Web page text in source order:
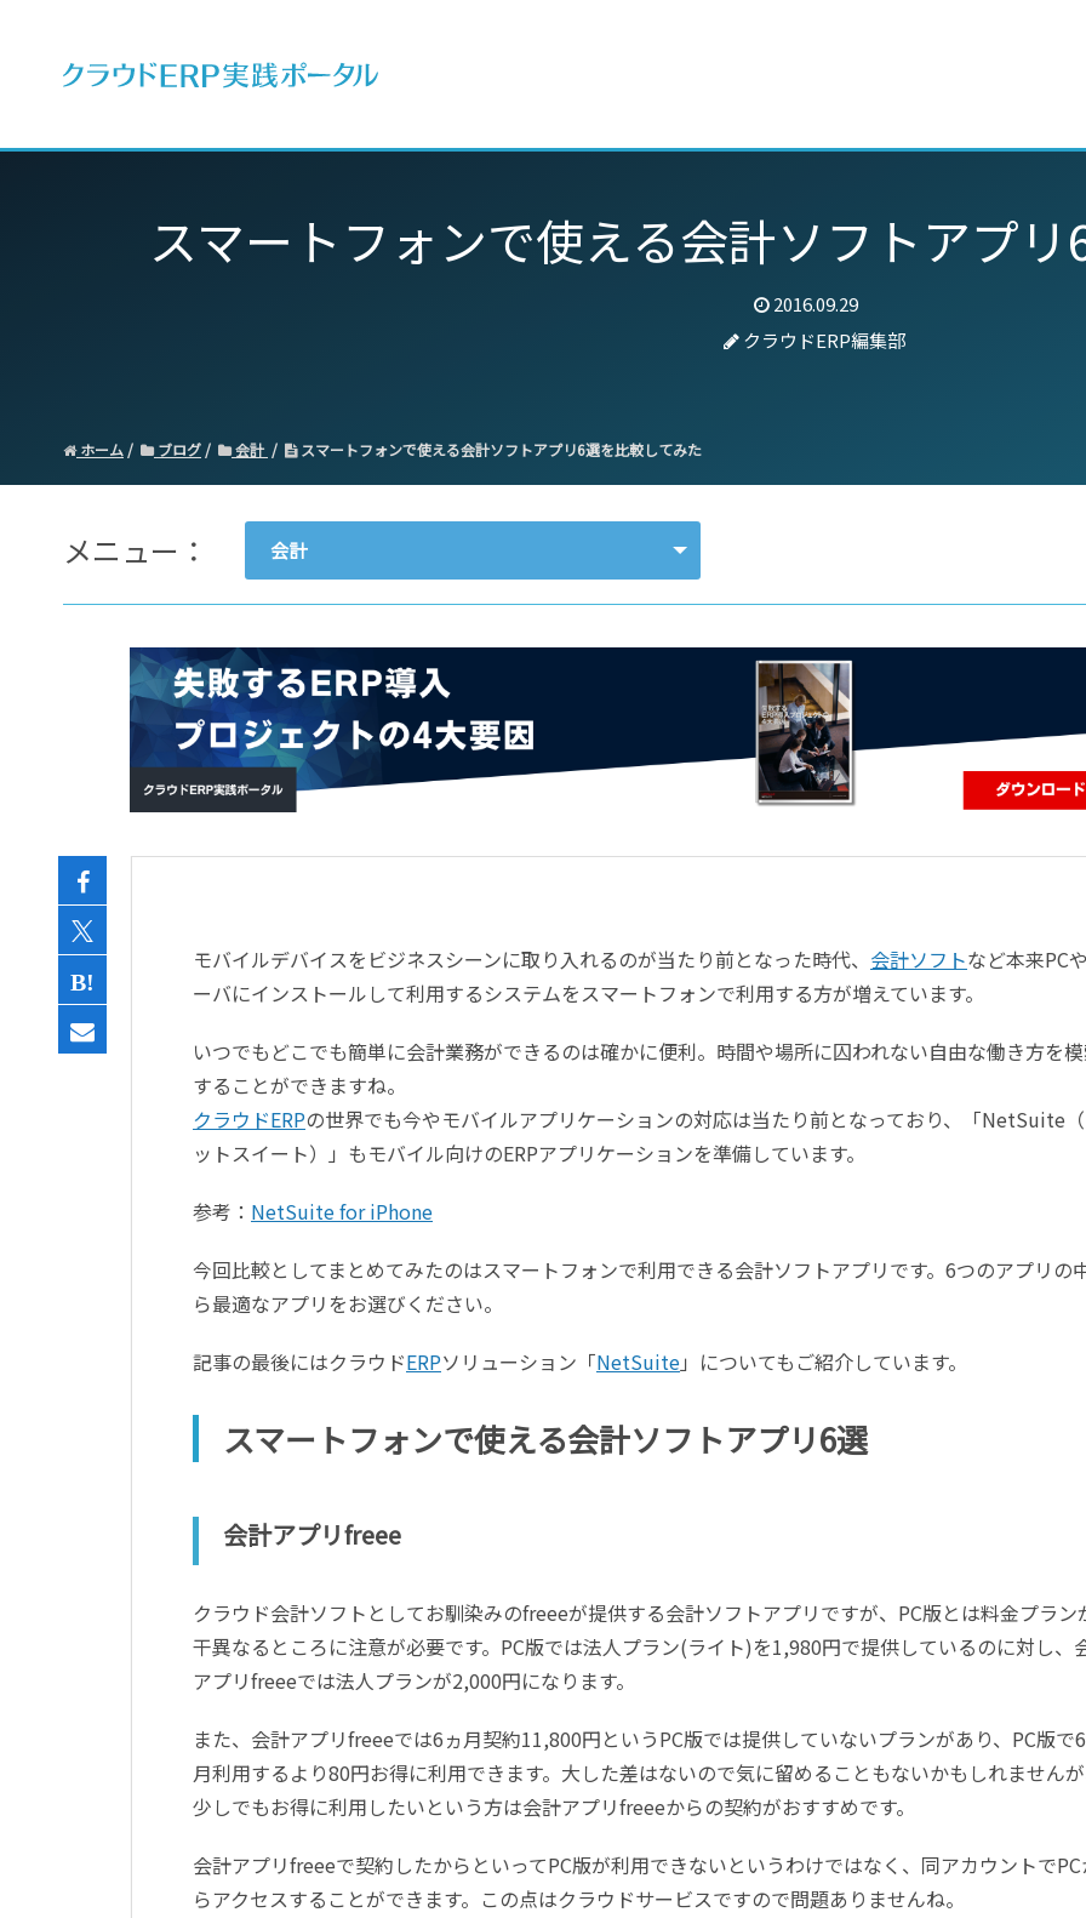
スマートフォンで使える会計ソフトアプ
2016.09.29
クラウドERP編集部
ホーム ブログ 会計 スマートフォンで使える会計ソフトアプリ6選を比較してみた
メニュー： 会計
会計
経営／業績管理
サプライチェーン／生産管理
CRM／営業支援／Eコマース
データ分析／BI
モバイルデバイスをビジネスシーンに取り入れるのが当たり前となった時代、 会計ソフトなど本来PC
ーバにインストールして利用するシステムをスマートフォンで利用する方が増えています。
いつでもどこでも簡単に会計業務ができるのは確かに便利。時間や場所に囚われない自由な働き方を
することができますね。
クラウドERPの世界でも今やモバイルアプリケーションの対応は当たり前となっており、「NetSuite
ットスイート）」もモバイル向けのERPアプリケーションを準備しています。
参考： NetSuite for iPhone
今回比較としてまとめてみたのはスマートフォンで利用できる会計ソフトアプリです。6つのアプリの
ら最適なアプリをお選びください。
記事の最後にはクラウドERPソリューション「NetSuite」についてもご紹介しています。
スマートフォンで使える会計ソフトアプリ6選
会計アプリfreee
クラウド会計ソフトとしてお馴染みのfreeeが提供する会計ソフトアプリですが、PC版とは料金プラン
干異なるところに注意が必要です。PC版では法人プラン(ライト)を1,980円で提供しているのに対し、
アプリfreeeでは法人プランが2,000円になります。
また、会計アプリfreeeでは6ヵ月契約11,800円というPC版では提供していないプランがあり、PC版で
月利用するより80円お得に利用できます。大した差はないので気に留めることもないかもしれません
少しでもお得に利用したいという方は会計アプリfreeeからの契約がおすすめです。
会計アプリfreeeで契約したからといってPC版が利用できないというわけではなく、同アカウントで
らアクセスすることができます。この点はクラウドサービスですので問題ありませんね。